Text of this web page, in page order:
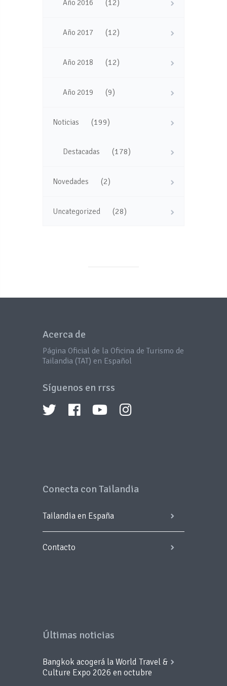
Año 2016 (12)
Año 2017 (12)
Año 2018 (12)
Año 2019 (9)
Noticias (199)
Destacadas (178)
Novedades (2)
Uncategorized (28)
Acerca de
Página Oficial de la Oficina de Turismo de
Tailandia (TAT) en Español
Síguenos en rrss
Conecta con Tailandia
Tailandia en España
Contacto
Últimas noticias
Bangkok acogerá la World Travel &
Culture Expo 2026 en octubre